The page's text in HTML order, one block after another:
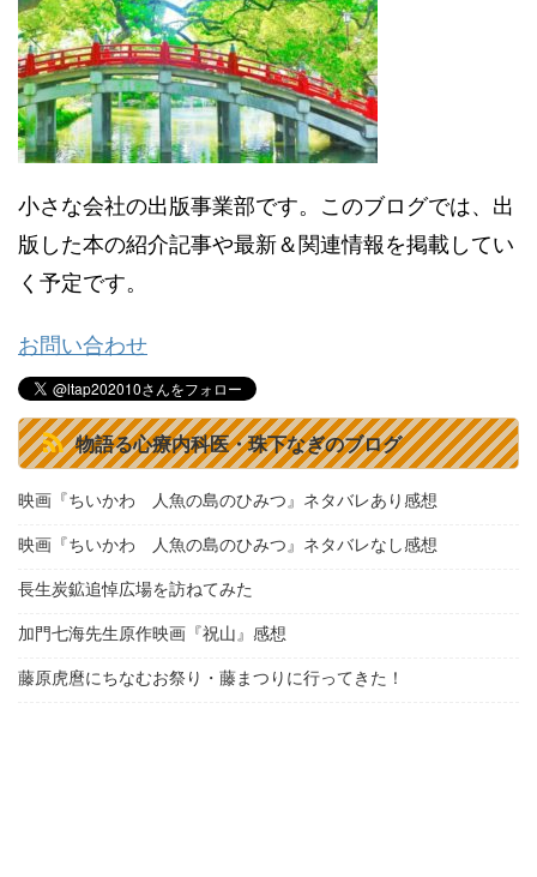
小さな会社の出版事業部です。このブログでは、出
版した本の紹介記事や最新＆関連情報を掲載してい
く予定です。
お問い合わせ
物語る心療内科医・珠下なぎのブログ
映画『ちいかわ 人魚の島のひみつ』ネタバレあり感想
映画『ちいかわ 人魚の島のひみつ』ネタバレなし感想
長生炭鉱追悼広場を訪ねてみた
加門七海先生原作映画『祝山』感想
藤原虎麿にちなむお祭り・藤まつりに行ってきた！